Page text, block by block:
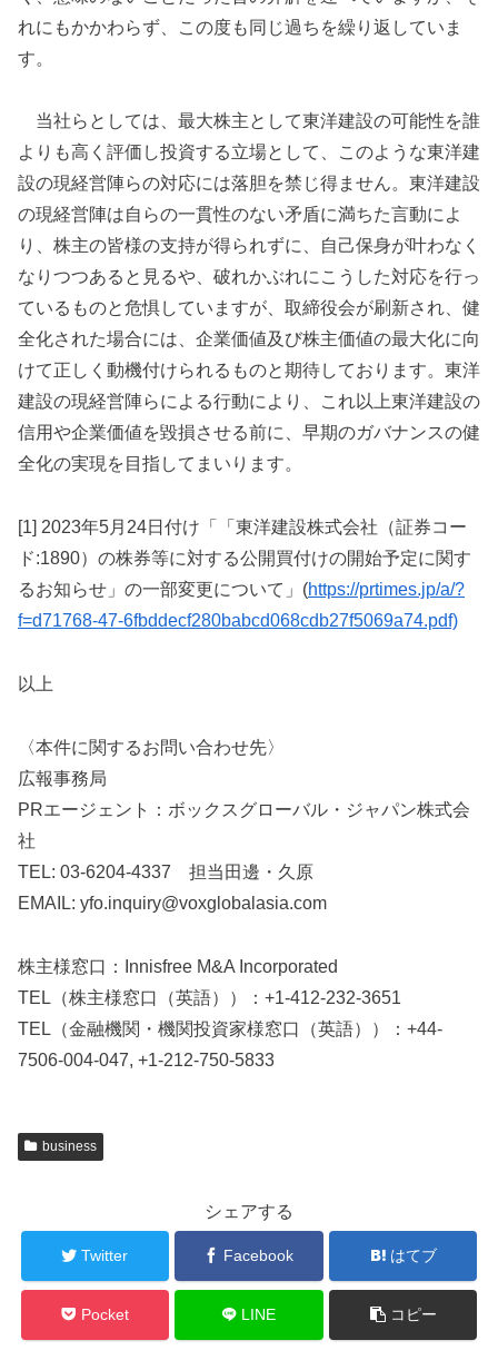
れにもかかわらず、この度も同じ過ちを繰り返していま
す。
当社らとしては、最大株主として東洋建設の可能性を誰
よりも高く評価し投資する立場として、このような東洋建
設の現経営陣らの対応には落胆を禁じ得ません。東洋建設
の現経営陣は自らの一貫性のない矛盾に満ちた言動によ
り、株主の皆様の支持が得られずに、自己保身が叶わなく
なりつつあると見るや、破れかぶれにこうした対応を行っ
ているものと危惧していますが、取締役会が刷新され、健
全化された場合には、企業価値及び株主価値の最大化に向
けて正しく動機付けられるものと期待しております。東洋
建設の現経営陣らによる行動により、これ以上東洋建設の
信用や企業価値を毀損させる前に、早期のガバナンスの健
全化の実現を目指してまいります。
[1] 2023年5月24日付け「「東洋建設株式会社（証券コー
ド:1890）の株券等に対する公開買付けの開始予定に関す
るお知らせ」の一部変更について」(https://prtimes.jp/a/?
f=d71768-47-6fbddecf280babcd068cdb27f5069a74.pdf)
以上
〈本件に関するお問い合わせ先〉
広報事務局
PRエージェント：ボックスグローバル・ジャパン株式会
社
TEL: 03-6204-4337 担当田邊・久原
EMAIL: yfo.inquiry@voxglobalasia.com
株主様窓口：Innisfree M&A Incorporated
TEL（株主様窓口（英語））：+1-412-232-3651
TEL（金融機関・機関投資家様窓口（英語））：+44-
7506-004-047, +1-212-750-5833
business
シェアする
Twitter Facebook はてブ
Pocket LINE コピー